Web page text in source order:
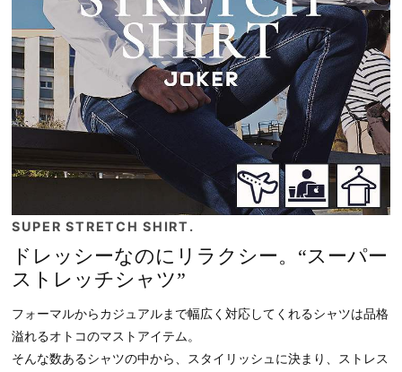
SUPER STRETCH SHIRT.
ドレッシーなのにリラクシー。“スーパー
ストレッチシャツ”
フォーマルからカジュアルまで幅広く対応してくれるシャツは品格
溢れるオトコのマストアイテム。
そんな数あるシャツの中から、スタイリッシュに決まり、ストレス